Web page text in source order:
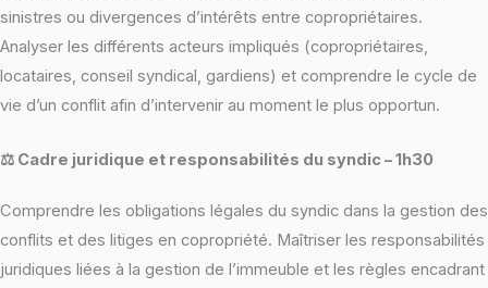
sinistres ou divergences d’intérêts entre copropriétaires.
Analyser les différents acteurs impliqués (copropriétaires,
locataires, conseil syndical, gardiens) et comprendre le cycle de
vie d’un conflit afin d’intervenir au moment le plus opportun.
⚖️ Cadre juridique et responsabilités du syndic – 1h30
Comprendre les obligations légales du syndic dans la gestion des
conflits et des litiges en copropriété. Maîtriser les responsabilités
juridiques liées à la gestion de l’immeuble et les règles encadrant